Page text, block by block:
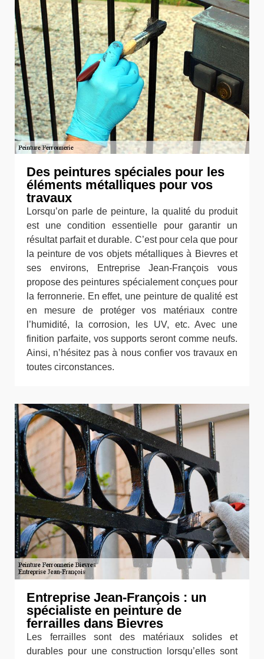
Des peintures spéciales pour les
éléments métalliques pour vos
travaux
Lorsqu’on parle de peinture, la qualité du produit
est une condition essentielle pour garantir un
résultat parfait et durable. C’est pour cela que pour
la peinture de vos objets métalliques à Bievres et
ses environs, Entreprise Jean-François vous
propose des peintures spécialement conçues pour
la ferronnerie. En effet, une peinture de qualité est
en mesure de protéger vos matériaux contre
l’humidité, la corrosion, les UV, etc. Avec une
finition parfaite, vos supports seront comme neufs.
Ainsi, n’hésitez pas à nous confier vos travaux en
toutes circonstances.
Entreprise Jean-François : un
spécialiste en peinture de
ferrailles dans Bievres
Les ferrailles sont des matériaux solides et
durables pour une construction lorsqu’elles sont